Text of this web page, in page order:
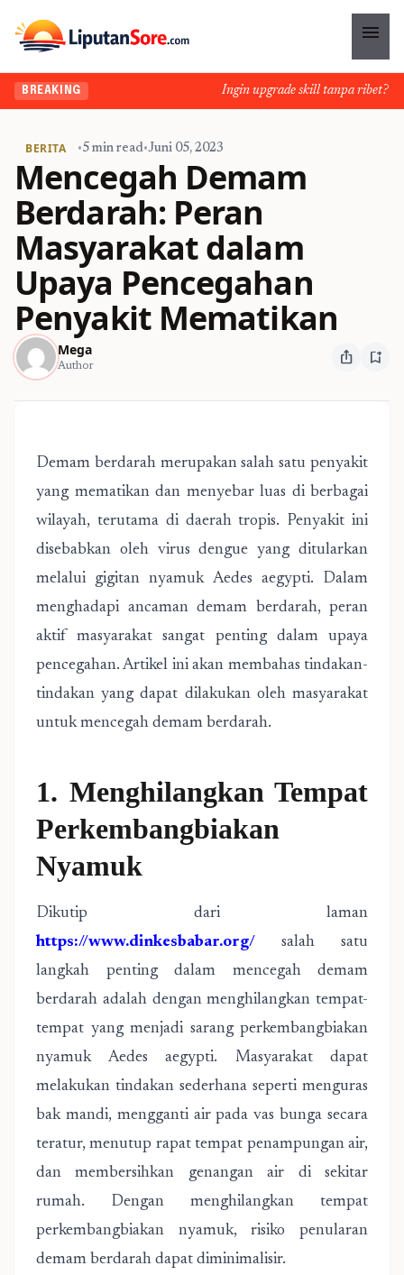
menu
BREAKING Ingin upgrade skill tanpa ribet?
BERITA •5 min read•Juni 05, 2023
Mencegah Demam
Berdarah: Peran
Masyarakat dalam
Upaya Pencegahan
Penyakit Mematikan
Mega
Author ios_share bookmark_add
Demam berdarah merupakan salah satu penyakit
yang mematikan dan menyebar luas di berbagai
wilayah, terutama di daerah tropis. Penyakit ini
disebabkan oleh virus dengue yang ditularkan
melalui gigitan nyamuk Aedes aegypti. Dalam
menghadapi ancaman demam berdarah, peran
aktif masyarakat sangat penting dalam upaya
pencegahan. Artikel ini akan membahas tindakan-
tindakan yang dapat dilakukan oleh masyarakat
untuk mencegah demam berdarah.
1. Menghilangkan Tempat
Perkembangbiakan
Nyamuk
Dikutip dari laman
https://www.dinkesbabar.org/ salah satu
langkah penting dalam mencegah demam
berdarah adalah dengan menghilangkan tempat-
tempat yang menjadi sarang perkembangbiakan
nyamuk Aedes aegypti. Masyarakat dapat
melakukan tindakan sederhana seperti menguras
bak mandi, mengganti air pada vas bunga secara
teratur, menutup rapat tempat penampungan air,
dan membersihkan genangan air di sekitar
rumah. Dengan menghilangkan tempat
perkembangbiakan nyamuk, risiko penularan
demam berdarah dapat diminimalisir.